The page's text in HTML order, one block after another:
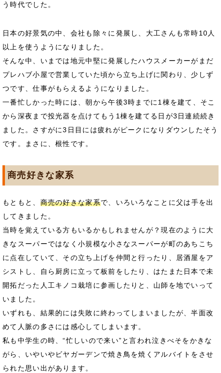
う時代でした。
日本の好景気の中、会社も除々に発展し、大工さんも常時10人
以上を使うようになりました。
そんな中、いまでは地元中堅に発展したハウスメーカーがまだ
プレハブ小屋で営業していた頃から立ち上げに関わり、少しず
つです、仕事がもらえるようになりました。
一番忙しかった時には、朝から午後3時までに1棟を建て、そこ
から深夜まで投光器を点けてもう1棟を建てる日が3日連続続き
ました。さすがに3日目には疲れがピークになりダウンしたそう
です。まさに、根性です。
商売好きな家系
もともと、 商売の好きな家系で、いろいろなことに父は手を出
してきました。
当時を覚えている方もいるかもしれませんが？現在のように大
きなスーパーではなく小規模な小さなスーパーが町のあちこち
に点在していて、その立ち上げを仲間と行ったり、居酒屋をア
シストし、自ら厨房に立って板前をしたり、はたまた日本で未
開拓だった人工キノコ栽培に参画したりと、山師を地でいって
いました。
いずれも、結果的には失敗に終わってしまいましたが、半面改
めて人脈の多さには感心してしまいます。
私も中学生の時、“忙しいので来い”と言われ泣きべそをかきな
がら、いやいやビヤガーデンで焼き鳥を焼くアルバイトをさせ
られた思い出があります。